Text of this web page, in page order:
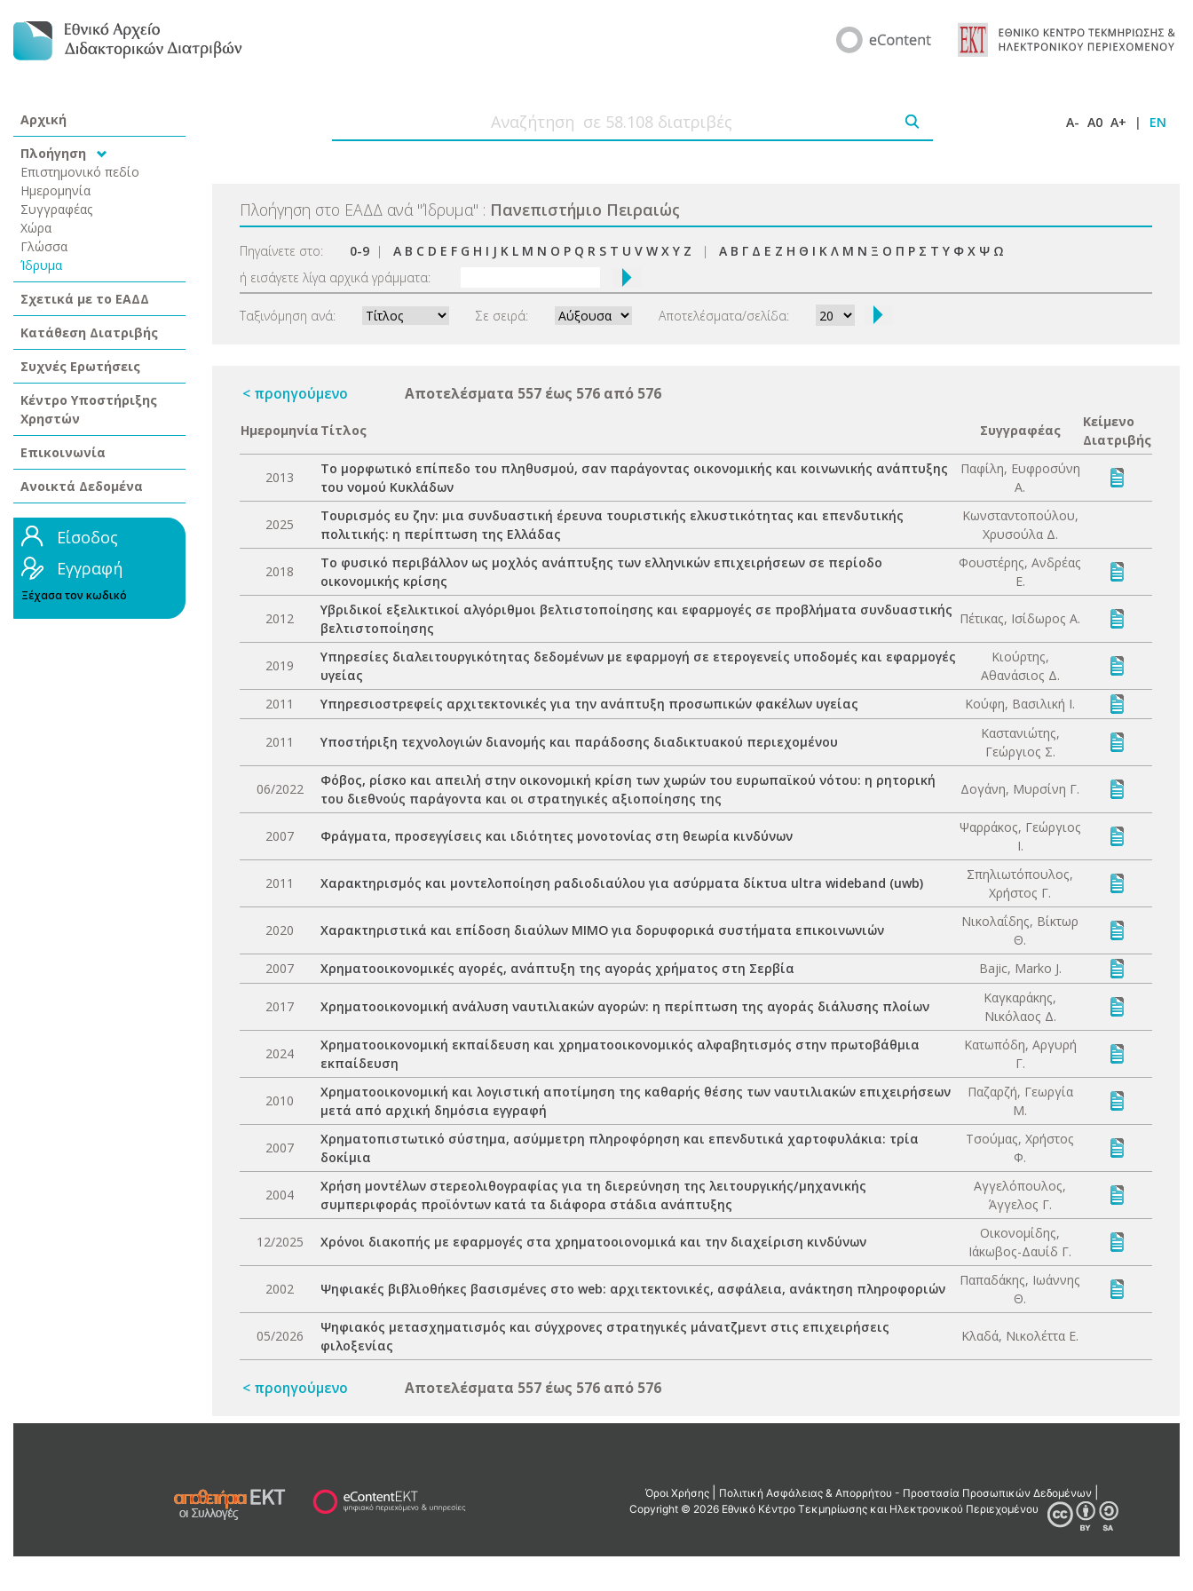
Αρχική
Πλοήγηση
Επιστημονικό πεδίο
Ημερομηνία
Συγγραφέας
Χώρα
Γλώσσα
Ίδρυμα
Σχετικά με το ΕΑΔΔ
Κατάθεση Διατριβής
Συχνές Ερωτήσεις
Κέντρο Υποστήριξης
Χρηστών
Επικοινωνία
Ανοικτά Δεδομένα
Είσοδος
Εγγραφή
Ξέχασα τον κωδικό
A- A0 A+ | EN
Πλοήγηση στο ΕΑΔΔ ανά "Ίδρυμα" : Πανεπιστήμιο Πειραιώς
Πηγαίνετε στο: 0-9 | A B C D E F G H I J K L M N O P Q R S T U V W X Y Z | Α Β Γ Δ Ε Ζ Η Θ Ι Κ Λ Μ Ν Ξ Ο Π Ρ Σ Τ Υ Φ Χ Ψ Ω
ή εισάγετε λίγα αρχικά γράμματα:
Ταξινόμηση ανά: Σε σειρά: Αποτελέσματα/σελίδα:
< προηγούμενο Αποτελέσματα 557 έως 576 από 576
Ημερομηνία Τίτλος Συγγραφέας
Κείμενο
Διατριβής
2013
Το μορφωτικό επίπεδο του πληθυσμού, σαν παράγοντας οικονομικής και κοινωνικής ανάπτυξης
του νομού Κυκλάδων
Παφίλη, Ευφροσύνη
Α.
2025
Τουρισμός ευ ζην: μια συνδυαστική έρευνα τουριστικής ελκυστικότητας και επενδυτικής
πολιτικής: η περίπτωση της Ελλάδας
Κωνσταντοπούλου,
Χρυσούλα Δ.
2018
Το φυσικό περιβάλλον ως μοχλός ανάπτυξης των ελληνικών επιχειρήσεων σε περίοδο
οικονομικής κρίσης
Φουστέρης, Ανδρέας
Ε.
2012
Υβριδικοί εξελικτικοί αλγόριθμοι βελτιστοποίησης και εφαρμογές σε προβλήματα συνδυαστικής
βελτιστοποίησης
Πέτικας, Ισίδωρος Α.
2019
Υπηρεσίες διαλειτουργικότητας δεδομένων με εφαρμογή σε ετερογενείς υποδομές και εφαρμογές
υγείας
Κιούρτης,
Αθανάσιος Δ.
2011
Υπηρεσιοστρεφείς αρχιτεκτονικές για την ανάπτυξη προσωπικών φακέλων υγείας Κούφη, Βασιλική Ι.
2011 Υποστήριξη τεχνολογιών διανομής και παράδοσης διαδικτυακού περιεχομένου
Καστανιώτης,
Γεώργιος Σ.
06/2022
Φόβος, ρίσκο και απειλή στην οικονομική κρίση των χωρών του ευρωπαϊκού νότου: η ρητορική
του διεθνούς παράγοντα και οι στρατηγικές αξιοποίησης της
Δογάνη, Μυρσίνη Γ.
2007 Φράγματα, προσεγγίσεις και ιδιότητες μονοτονίας στη θεωρία κινδύνων
Ψαρράκος, Γεώργιος
Ι.
2011 Χαρακτηρισμός και μοντελοποίηση ραδιοδιαύλου για ασύρματα δίκτυα ultra wideband (uwb)
Σπηλιωτόπουλος,
Χρήστος Γ.
2020 Χαρακτηριστικά και επίδοση διαύλων ΜΙΜΟ για δορυφορικά συστήματα επικοινωνιών
Νικολαΐδης, Βίκτωρ
Θ.
2007
Χρηματοοικονομικές αγορές, ανάπτυξη της αγοράς χρήματος στη Σερβία Bajic, Marko J.
2017 Χρηματοοικονομική ανάλυση ναυτιλιακών αγορών: η περίπτωση της αγοράς διάλυσης πλοίων
Καγκαράκης,
Νικόλαος Δ.
2024
Χρηματοοικονομική εκπαίδευση και χρηματοοικονομικός αλφαβητισμός στην πρωτοβάθμια
εκπαίδευση
Κατωπόδη, Αργυρή
Γ.
2010
Χρηματοοικονομική και λογιστική αποτίμηση της καθαρής θέσης των ναυτιλιακών επιχειρήσεων
μετά από αρχική δημόσια εγγραφή
Παζαρζή, Γεωργία
Μ.
2007
Χρηματοπιστωτικό σύστημα, ασύμμετρη πληροφόρηση και επενδυτικά χαρτοφυλάκια: τρία
δοκίμια
Τσούμας, Χρήστος
Φ.
2004
Χρήση μοντέλων στερεολιθογραφίας για τη διερεύνηση της λειτουργικής/μηχανικής
συμπεριφοράς προϊόντων κατά τα διάφορα στάδια ανάπτυξης
Αγγελόπουλος,
Άγγελος Γ.
12/2025 Χρόνοι διακοπής με εφαρμογές στα χρηματοοιονομικά και την διαχείριση κινδύνων
Οικονομίδης,
Ιάκωβος-Δαυίδ Γ.
2002 Ψηφιακές βιβλιοθήκες βασισμένες στο web: αρχιτεκτονικές, ασφάλεια, ανάκτηση πληροφοριών
Παπαδάκης, Ιωάννης
Θ.
05/2026
Ψηφιακός μετασχηματισμ΄ός και σύγχρονες στρατηγικές μάνατζμεντ στις επιχειρήσεις
φιλοξενίας
Κλαδά, Νικολέττα Ε.
< προηγούμενο Αποτελέσματα 557 έως 576 από 576